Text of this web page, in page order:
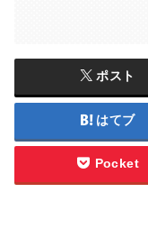
ポスト
はてブ
Pocket